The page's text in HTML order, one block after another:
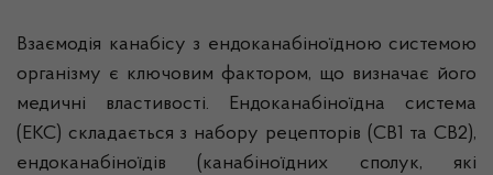
Взаємодія канабісу з ендоканабіноїдною системою
організму є ключовим фактором, що визначає його
медичні властивості. Ендоканабіноїдна система
(ЕКС) складається з набору рецепторів (CB1 та CB2),
ендоканабіноїдів (канабіноїдних сполук, які